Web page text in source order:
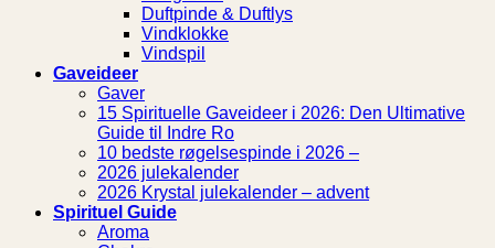
Duftpinde & Duftlys
Vindklokke
Vindspil
Gaveideer
Gaver
15 Spirituelle Gaveideer i 2026: Den Ultimative
Guide til Indre Ro
10 bedste røgelsespinde i 2026 –
2026 julekalender
2026 Krystal julekalender – advent
Spirituel Guide
Aroma